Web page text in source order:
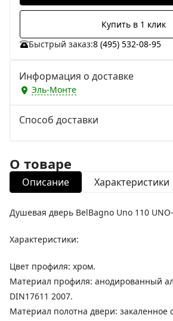
Купить в 1 клик
Быстрый заказ:8 (495) 532-08-95
Информация о доставке
Эль-Монте
Способ доставки
О товаре
Описание Характеристики
Душевая дверь BelBagno Uno 110
Характеристики:
Цвет профиля: хром.
Материал профиля: анодированный
DIN17611 2007.
Материал полотна двери: закаленное